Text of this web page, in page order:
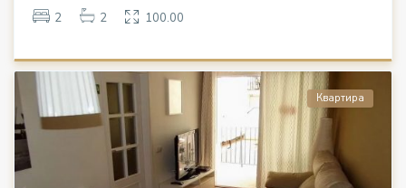
2 2 100.00
Квартира